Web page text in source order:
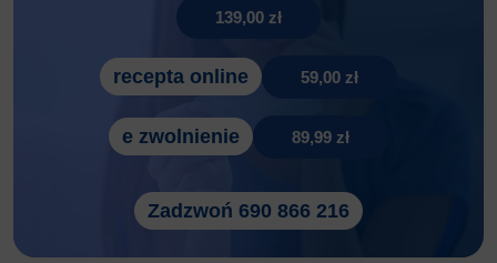
139,00 zł
recepta online 59,00 zł
e zwolnienie 89,99 zł
Zadzwoń 690 866 216